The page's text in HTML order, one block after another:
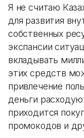
Я не считаю
для развития
собственных
экспансии
вкладывать
этих средств
привлечение
деньги
приходится
промокодов и